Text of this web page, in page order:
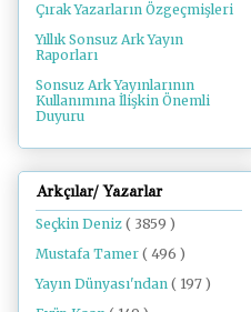
Çırak Yazarların Özgeçmişleri
Yıllık Sonsuz Ark Yayın
Raporları
Sonsuz Ark Yayınlarının
Kullanımına İlişkin Önemli
Duyuru
Arkçılar/ Yazarlar
Seçkin Deniz ( 3859 )
Mustafa Tamer ( 496 )
Yayın Dünyası'ndan ( 197 )